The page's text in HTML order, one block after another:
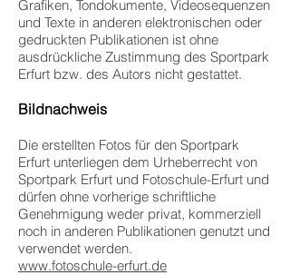
Grafiken, Tondokumente, Videosequenzen
und Texte in anderen elektronischen oder
gedruckten Publikationen ist ohne
ausdrückliche Zustimmung des Sportpark
Erfurt bzw. des Autors nicht gestattet.
Bildnachweis
Die erstellten Fotos für den Sportpark
Erfurt unterliegen dem Urheberrecht von
Sportpark Erfurt und Fotoschule-Erfurt und
dürfen ohne vorherige schriftliche
Genehmigung weder privat, kommerziell
noch in anderen Publikationen genutzt und
verwendet werden.
www.fotoschule-erfurt.de